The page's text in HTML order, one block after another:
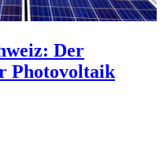
Der
Photovoltaik